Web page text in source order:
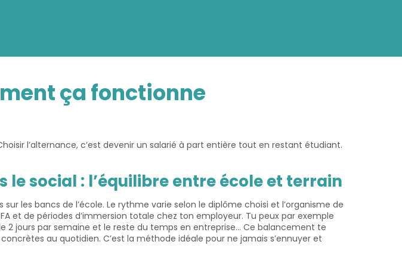
ça fonctionne
l’alternance, c’est devenir un salarié à part entière tout en restant étudiant.
social : l’équilibre entre école et terrain
les bancs de l’école. Le rythme varie selon le diplôme choisi et l’organisme de
et de périodes d’immersion totale chez ton employeur. Tu peux par exemple
2 jours par semaine et le reste du temps en entreprise… Ce balancement te
au quotidien. C’est la méthode idéale pour ne jamais s’ennuyer et